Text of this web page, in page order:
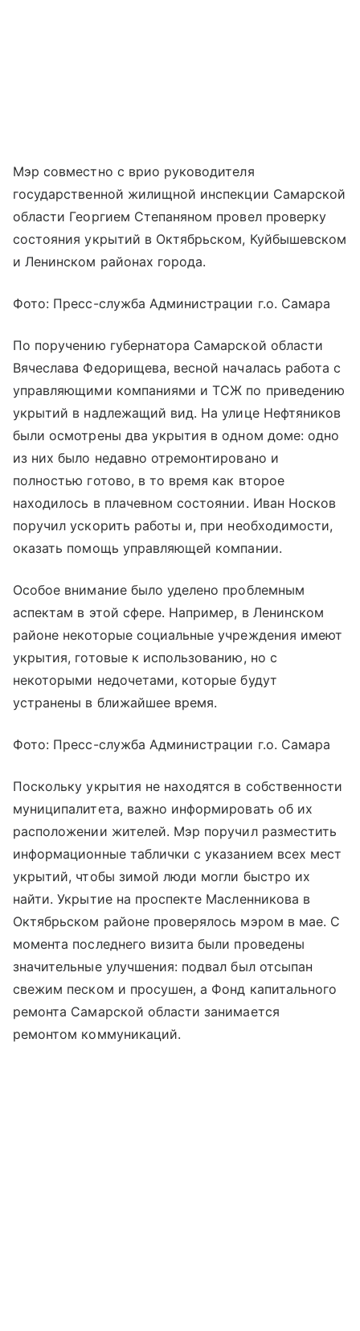
Мэр совместно с врио руководителя
государственной жилищной инспекции Самарской
области Георгием Степаняном провел проверку
состояния укрытий в Октябрьском, Куйбышевском
и Ленинском районах города.
Фото: Пресс-служба Администрации г.о. Самара
По поручению губернатора Самарской области
Вячеслава Федорищева, весной началась работа с
управляющими компаниями и ТСЖ по приведению
укрытий в надлежащий вид. На улице Нефтяников
были осмотрены два укрытия в одном доме: одно
из них было недавно отремонтировано и
полностью готово, в то время как второе
находилось в плачевном состоянии. Иван Носков
поручил ускорить работы и, при необходимости,
оказать помощь управляющей компании.
Особое внимание было уделено проблемным
аспектам в этой сфере. Например, в Ленинском
районе некоторые социальные учреждения имеют
укрытия, готовые к использованию, но с
некоторыми недочетами, которые будут
устранены в ближайшее время.
Фото: Пресс-служба Администрации г.о. Самара
Поскольку укрытия не находятся в собственности
муниципалитета, важно информировать об их
расположении жителей. Мэр поручил разместить
информационные таблички с указанием всех мест
укрытий, чтобы зимой люди могли быстро их
найти. Укрытие на проспекте Масленникова в
Октябрьском районе проверялось мэром в мае. С
момента последнего визита были проведены
значительные улучшения: подвал был отсыпан
свежим песком и просушен, а Фонд капитального
ремонта Самарской области занимается
ремонтом коммуникаций.